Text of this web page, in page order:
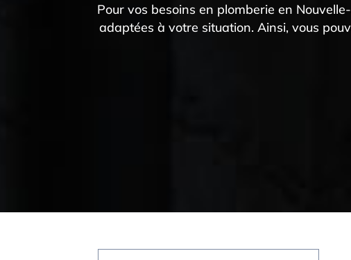
Pour vos besoins en plomberie en
adaptées à votre situation. Ainsi, vous